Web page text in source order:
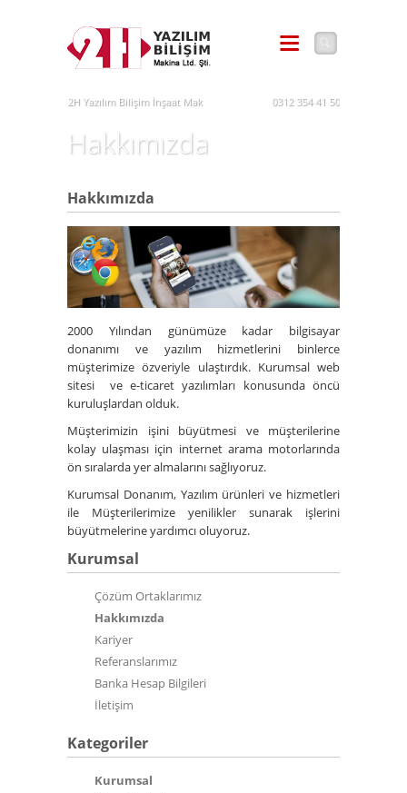
2H Yazılım Bilişim İnşaat Makina İhr. İth. San. Tic.Ltd.Şti. - 0312 354 41
0312 354 41 50
Hakkımızda
Hakkımızda
2000 Yılından günümüze kadar bilgisayar
donanımı ve yazılım hizmetlerini binlerce
müşterimize özveriyle ulaştırdık. Kurumsal web
sitesi ve e-ticaret yazılımları konusunda öncü
kuruluşlardan olduk.
Müşterimizin işini büyütmesi ve müşterilerine
kolay ulaşması için internet arama motorlarında
ön sıralarda yer almalarını sağlıyoruz.
Kurumsal Donanım, Yazılım ürünleri ve hizmetleri
ile Müşterilerimize yenilikler sunarak işlerini
büyütmelerine yardımcı oluyoruz.
Kurumsal
Çözüm Ortaklarımız
Hakkımızda
Kariyer
Referanslarımız
Banka Hesap Bilgileri
İletişim
Kategoriler
Kurumsal